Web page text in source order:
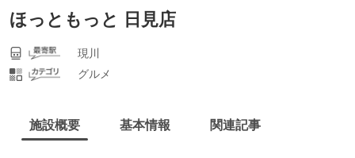
ほっともっと 日見店
現川
グルメ
施設概要 基本情報 関連記事